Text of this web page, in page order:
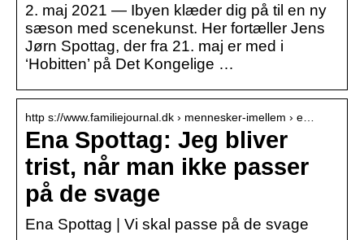
2. maj 2021 — Ibyen klæder dig på til en ny
sæson med scenekunst. Her fortæller Jens
Jørn Spottag, der fra 21. maj er med i
‘Hobitten’ på Det Kongelige …
http s://www.familiejournal.dk › mennesker-imellem › e…
Ena Spottag: Jeg bliver
trist, når man ikke passer
på de svage
Ena Spottag | Vi skal passe på de svage